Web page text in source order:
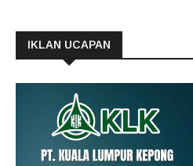
IKLAN UCAPAN